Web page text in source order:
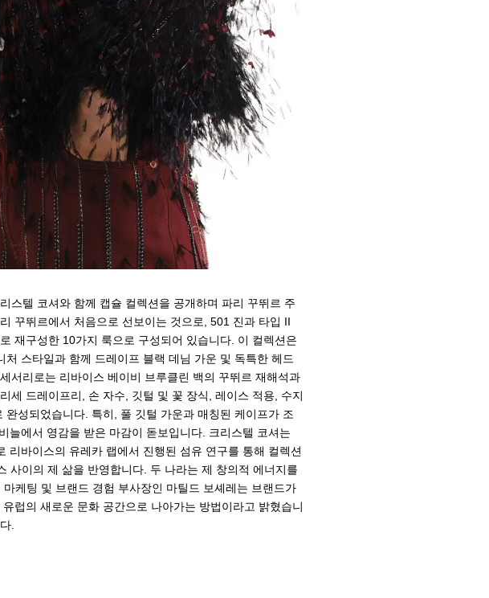
스텔 코셔와 함께 캡슐 컬렉션을 공개하며 파리 꾸뛰르 주
꾸뛰르에서 처음으로 선보이는 것으로, 501 진과 타입 II
재구성한 10가지 룩으로 구성되어 있습니다. 이 컬렉션은
스타일과 함께 드레이프 블랙 데님 가운 및 독특한 헤드
서리로는 리바이스 베이비 브루클린 백의 꾸뛰르 재해석과
세 드레이프리, 손 자수, 깃털 및 꽃 장식, 레이스 적용, 수지
성되었습니다. 특히, 풀 깃털 가운과 매칭된 케이프가 조
늘에서 영감을 받은 마감이 돋보입니다. 크리스텔 코셔는
리바이스의 유레카 랩에서 진행된 섬유 연구를 통해 컬렉션
사이의 제 삶을 반영합니다. 두 나라는 제 창의적 에너지를
케팅 및 브랜드 경험 부사장인 마틸드 보셰레는 브랜드가
럽의 새로운 문화 공간으로 나아가는 방법이라고 밝혔습니
.